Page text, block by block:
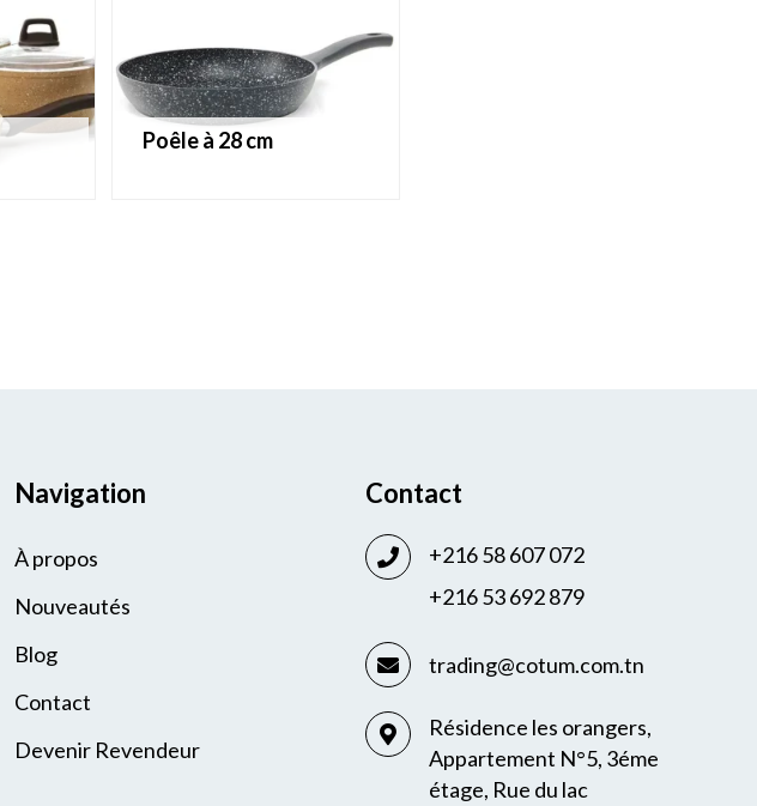
poêle à 28 cm
Navigation
À propos
Nouveautés
Blog
Contact
Devenir Revendeur
Contact
+216 58 607 072
+216 53 692 879
trading@cotum.com.tn
Résidence les orangers,
Appartement N°5, 3éme
étage, Rue du lac